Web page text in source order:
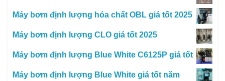
Máy bơm định lượng hóa chất OBL giá tốt 2025
Máy bơm định lượng CLO giá tốt 2025
Máy bơm định lượng Blue White C6125P giá tốt
Máy bơm định lượng Blue White giá tốt năm